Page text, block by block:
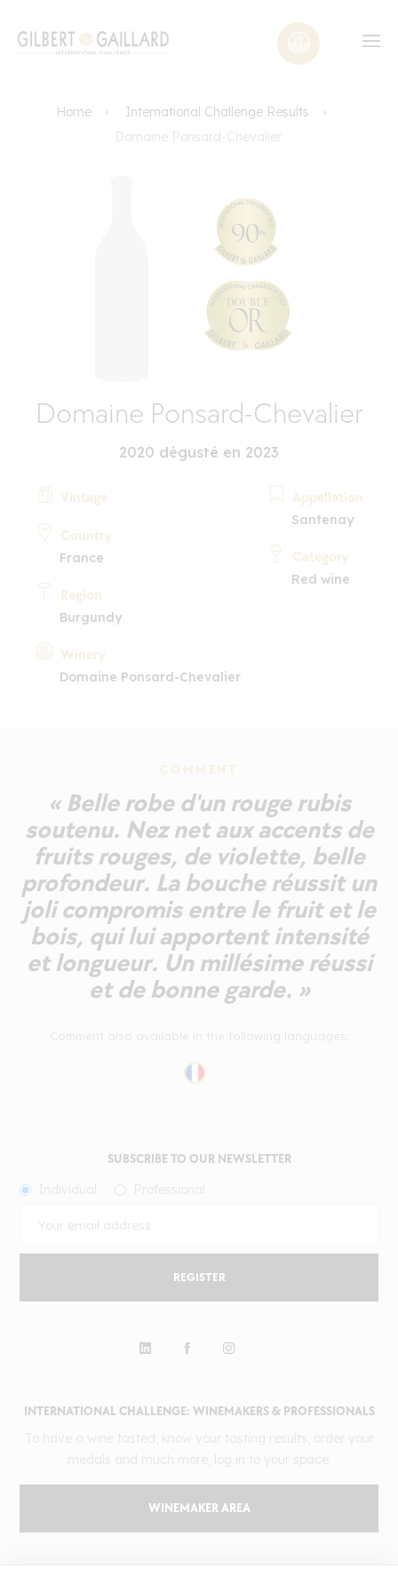
Home
International Challenge Results
Domaine Ponsard-Chevalier
Domaine Ponsard-Chevalier
2020 dégusté en 2023
Vintage
Country
France
Region
Burgundy
Winery
Domaine Ponsard-Chevalier
Appellation
Santenay
Category
Red wine
COMMENT
« Belle robe d'un rouge rubis
soutenu. Nez net aux accents de
fruits rouges, de violette, belle
profondeur. La bouche réussit un
joli compromis entre le fruit et le
bois, qui lui apportent intensité
et longueur. Un millésime réussi
et de bonne garde. »
INTERNATIONAL CHALLENGE: WINEMAKERS & PROFESSIONALS
WINEMAKER AREA
SUBSCRIBE TO OUR NEWSLETTER
REGISTER